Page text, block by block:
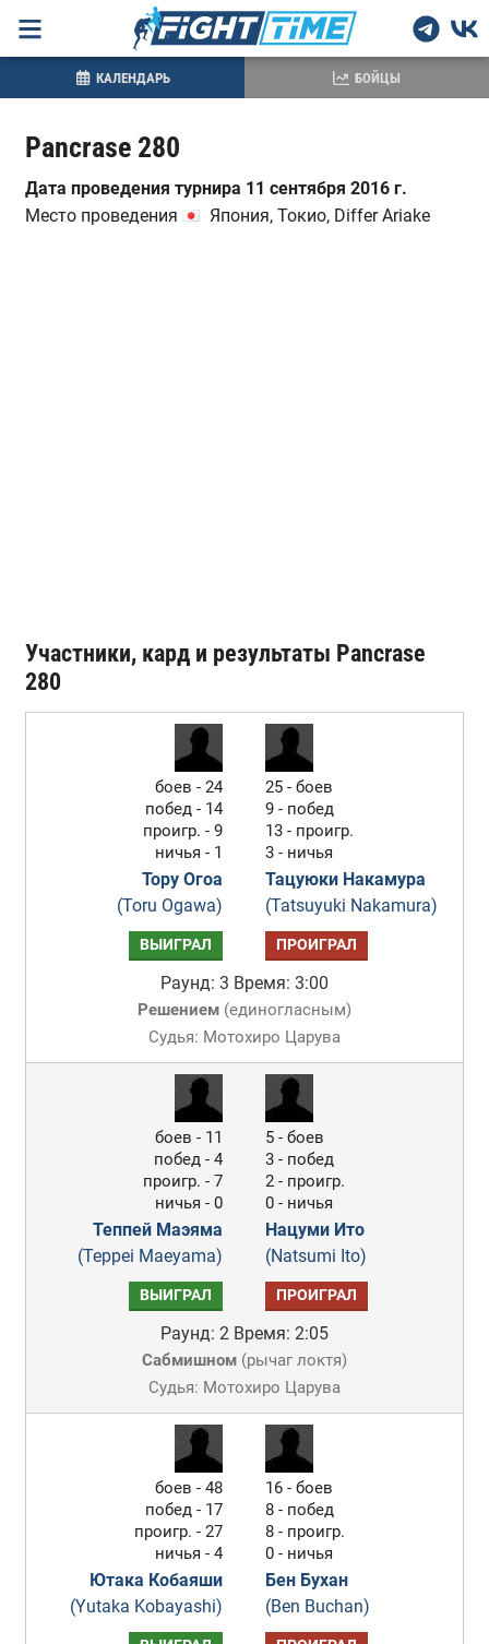
Pancrase 280
Дата проведения турнира 11 сентября 2016 г.
Место проведения
Япония, Токио, Differ Ariake
Участники, кард и результаты Pancrase
280
боев - 24
побед - 14
проигр. - 9
ничья - 1
Тору Огоа
(Toru Ogawa)
25 - боев
9 - побед
13 - проигр.
3 - ничья
Тацуюки Накамура
(Tatsuyuki Nakamura)
ВЫИГРАЛ ПРОИГРАЛ
Раунд: 3 Время: 3:00
Решением(единогласным)
Судья: Мотохиро Царува
боев - 11
побед - 4
проигр. - 7
ничья - 0
Теппей Маэяма
(Teppei Maeyama)
5 - боев
3 - побед
2 - проигр.
0 - ничья
Нацуми Ито
(Natsumi Ito)
ВЫИГРАЛ ПРОИГРАЛ
Раунд: 2 Время: 2:05
Сабмишном(рычаг локтя)
Судья: Мотохиро Царува
боев - 48
побед - 17
проигр. - 27
ничья - 4
Ютака Кобаяши
(Yutaka Kobayashi)
16 - боев
8 - побед
8 - проигр.
0 - ничья
Бен Бухан
(Ben Buchan)
КАЛЕНДАРЬ БОЙЦЫ